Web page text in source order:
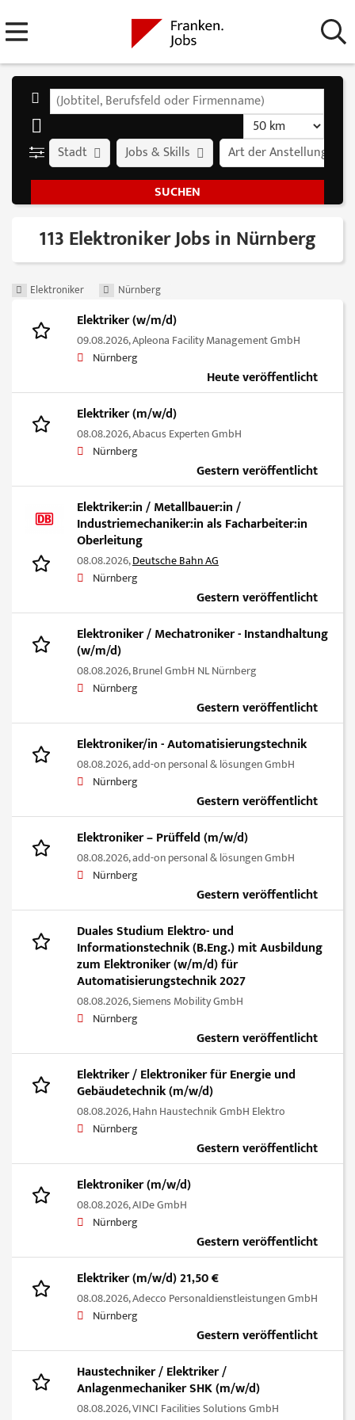
Stadt Art der Anstellung
Jobs & Skills
113 Elektroniker Jobs in Nürnberg
Elektroniker Nürnberg
Elektriker (w/m/d)
09.08.2026,Apleona Facility Management GmbH
Nürnberg
Heute veröffentlicht
Elektriker (m/w/d)
08.08.2026,Abacus Experten GmbH
Nürnberg
Gestern veröffentlicht
Elektriker:in / Metallbauer:in /
Industriemechaniker:in als Facharbeiter:in
Oberleitung
08.08.2026,Deutsche Bahn AG
Nürnberg
Gestern veröffentlicht
Elektroniker / Mechatroniker - Instandhaltung
(w/m/d)
08.08.2026,Brunel GmbH NL Nürnberg
Nürnberg
Gestern veröffentlicht
Elektroniker/in - Automatisierungstechnik
08.08.2026,add-on personal & lösungen GmbH
Nürnberg
Gestern veröffentlicht
Elektroniker – Prüffeld (m/w/d)
08.08.2026,add-on personal & lösungen GmbH
Nürnberg
Gestern veröffentlicht
Duales Studium Elektro- und
Informationstechnik (B.Eng.) mit Ausbildung
zum Elektroniker (w/m/d) für
Automatisierungstechnik 2027
08.08.2026,Siemens Mobility GmbH
Nürnberg
Gestern veröffentlicht
Elektriker / Elektroniker für Energie und
Gebäudetechnik (m/w/d)
08.08.2026,Hahn Haustechnik GmbH Elektro
Nürnberg
Gestern veröffentlicht
Elektroniker (m/w/d)
08.08.2026,AIDe GmbH
Nürnberg
Gestern veröffentlicht
Elektriker (m/w/d) 21,50 €
08.08.2026,Adecco Personaldienstleistungen GmbH
Nürnberg
Gestern veröffentlicht
Haustechniker / Elektriker /
Anlagenmechaniker SHK (m/w/d)
08.08.2026,VINCI Facilities Solutions GmbH